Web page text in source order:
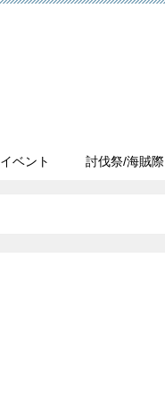
イベント 討伐祭/海賊際